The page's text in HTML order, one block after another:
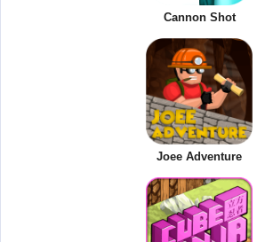
Cannon Shot
Joee Adventure